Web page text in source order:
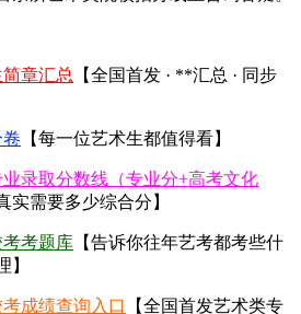
章汇总
【全国首发 · **汇总 · 同步
【每一位艺术生都值得看】
录取分数线（专业分+高考文化
实需要多少综合分】
考题库 【告诉你往年艺考都考些什
】
成绩查询入口
【全国首发艺术类专